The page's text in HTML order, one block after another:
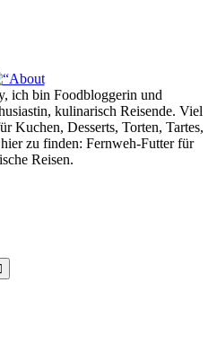
ich bin Foodbloggerin und
kulinarisch Reisende. Viel
Kuchen, Desserts, Torten, Tartes,
zu finden: Fernweh-Futter für
Reisen.